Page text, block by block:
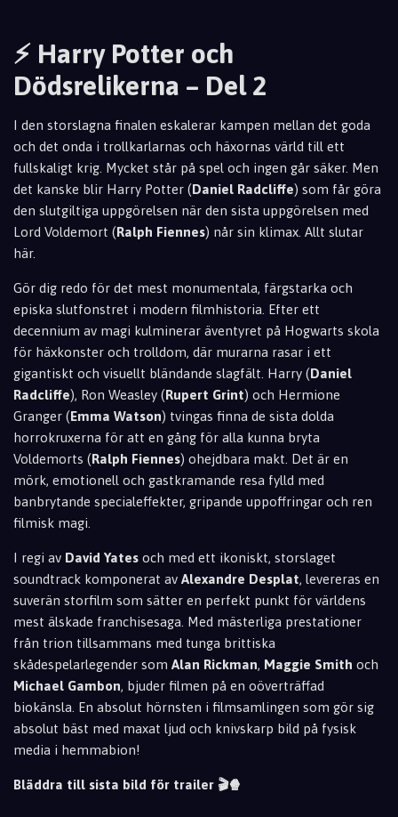
⚡ Harry Potter och
Dödsrelikerna – Del 2
I den storslagna finalen eskalerar kampen mellan det goda
och det onda i trollkarlarnas och häxornas värld till ett
fullskaligt krig. Mycket står på spel och ingen går säker. Men
det kanske blir Harry Potter (Daniel Radcliffe) som får göra
den slutgiltiga uppgörelsen när den sista uppgörelsen med
Lord Voldemort (Ralph Fiennes) når sin klimax. Allt slutar
här.
Gör dig redo för det mest monumentala, färgstarka och
episka slutfonstret i modern filmhistoria. Efter ett
decennium av magi kulminerar äventyret på Hogwarts skola
för häxkonster och trolldom, där murarna rasar i ett
gigantiskt och visuellt bländande slagfält. Harry (Daniel
Radcliffe), Ron Weasley (Rupert Grint) och Hermione
Granger (Emma Watson) tvingas finna de sista dolda
horrokruxerna för att en gång för alla kunna bryta
Voldemorts (Ralph Fiennes) ohejdbara makt. Det är en
mörk, emotionell och gastkramande resa fylld med
banbrytande specialeffekter, gripande uppoffringar och ren
filmisk magi.
I regi av David Yates och med ett ikoniskt, storslaget
soundtrack komponerat av Alexandre Desplat, levereras en
suverän storfilm som sätter en perfekt punkt för världens
mest älskade franchisesaga. Med mästerliga prestationer
från trion tillsammans med tunga brittiska
skådespelarlegender som Alan Rickman, Maggie Smith och
Michael Gambon, bjuder filmen på en oöverträffad
biokänsla. En absolut hörnsten i filmsamlingen som gör sig
absolut bäst med maxat ljud och knivskarp bild på fysisk
media i hemmabion!
Bläddra till sista bild för trailer 🎬🍿